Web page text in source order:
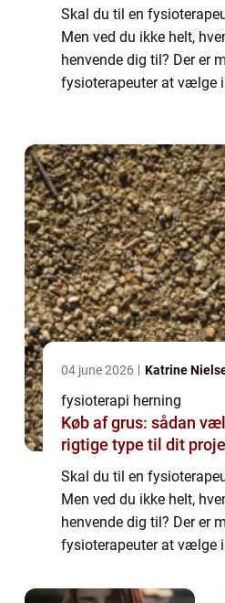
Skal du til en
Men ved du ikke helt,
henvende dig til? Der er
fysioterapeuter at vælge
som kan ...
04 june 2026 Katrine
fysioterapi herning
Køb af grus: sådan
rigtige type til dit
Skal du til en
Men ved du ikke helt,
henvende dig til? Der er
fysioterapeuter at vælge
finde en, som du er